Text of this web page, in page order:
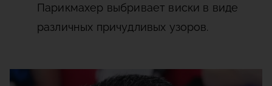
Парикмахер выбривает виски в виде
различных причудливых узоров.